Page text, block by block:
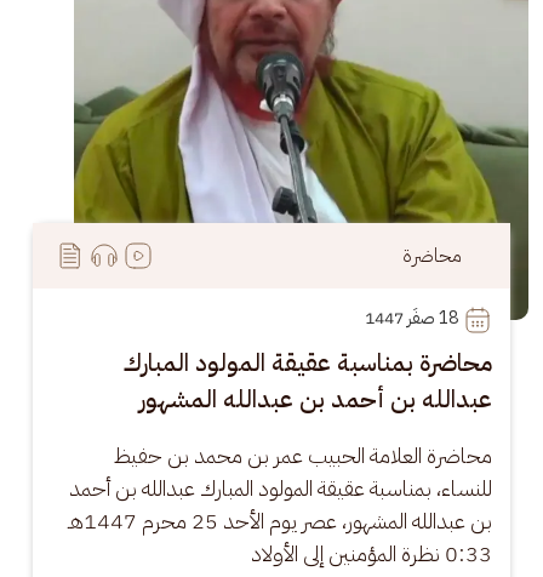
محاضرة
18
محاضرة بمناسبة عقيقة المولود المبارك
عبدالله بن أحمد بن عبدالله المشهور
محاضرة العلامة الحبيب عمر بن محمد بن حفيظ
للنساء، بمناسبة عقيقة المولود المبارك عبدالله بن أحمد
بن عبدالله المشهور، عصر يوم الأحد 25 محرم 1447هـ
0:33 نظرة المؤمنين إلى الأولاد